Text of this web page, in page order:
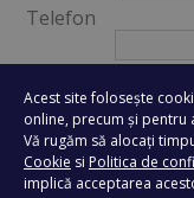
Acest site folosește
online, precum și
Vă rugăm să alocați
Cookie si Politica de
implică acceptarea
Telefon
Mesaj*